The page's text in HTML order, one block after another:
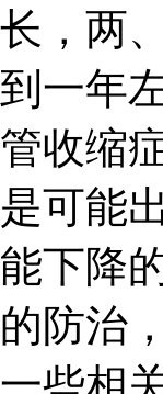
长，两
到一年
管收缩
是可能
能下降
的防治
一些相